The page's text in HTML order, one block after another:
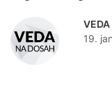
19.